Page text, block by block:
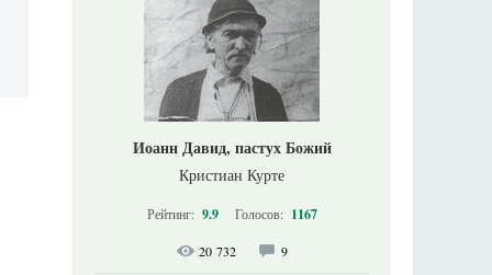
Иоанн Давид, пастух Божий
Кристиан Курте
Рейтинг: 9.9 Голосов: 1167
20 732 9